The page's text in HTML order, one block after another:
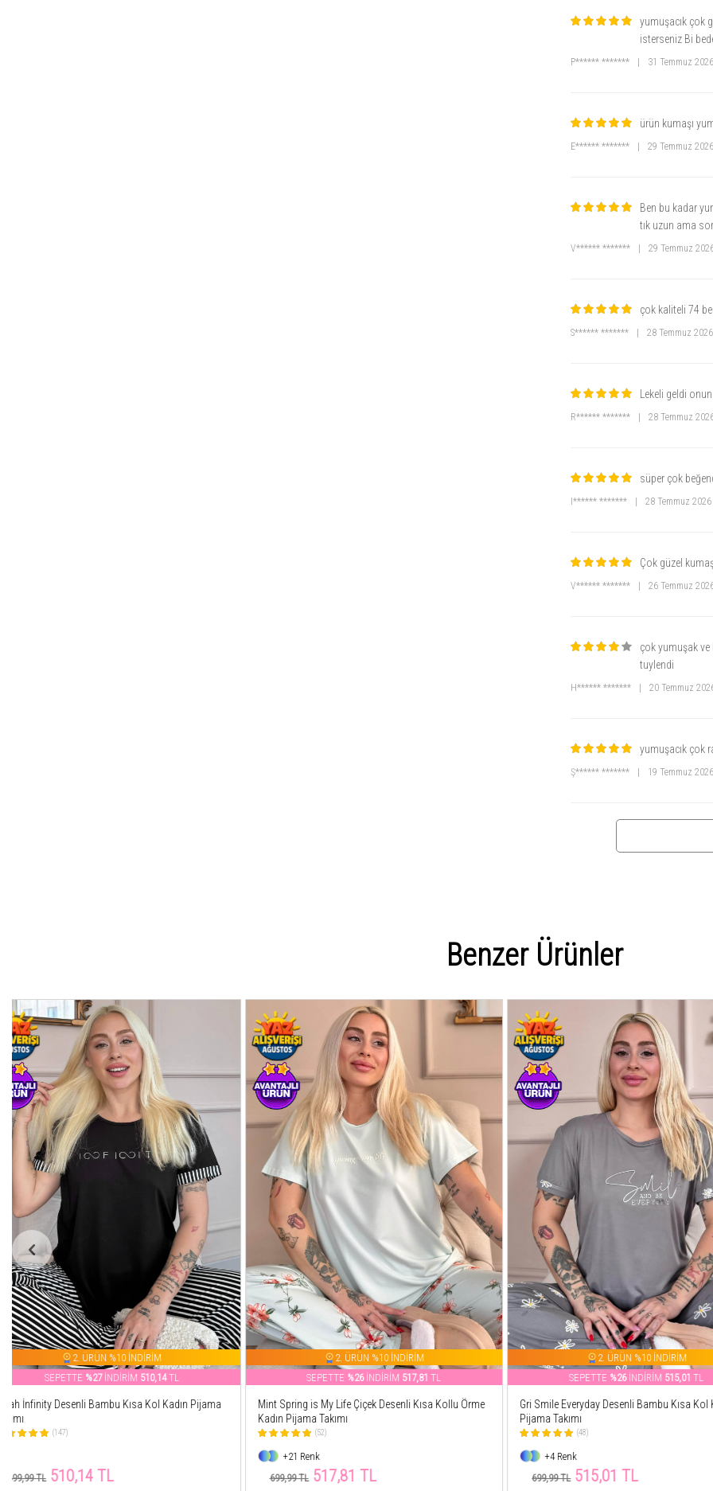
yumuşacık çok
isterseniz Bi
P****** ******* 31 Temmuz 2026
ürün kumaşı
E****** ******* 29 Temmuz 2026
Ben bu kadar
tık uzun ama
V****** ******* 29 Temmuz
çok kaliteli 74
S****** ******* 28 Temmuz 2026
Lekeli geldi
R****** ******* 28 Temmuz
süper çok
I****** ******* 28 Temmuz 2026
Çok güzel
V****** ******* 26 Temmuz
çok yumuşak ve
tuylendi
H****** ******* 20 Temmuz
yumuşacık çok
Ş****** ******* 19 Temmuz 2026
Benzer Ürünler
2. ÜRÜN %10 İNDİRİM
SEPETTE%26İNDİRİM517,81
Mint Spring is My Life Çiçek Desenli Kısa Kollu Örme
699,99 TL 517,81 TL
2. ÜRÜN %10 İNDİRİM
SEPETTE%26İNDİRİM515,01
Gri Smile Everyday Desenli Bambu Kısa Kol Kadın
Pijama Takımı
+4 Renk
699,99 TL 515,01 TL
2. ÜRÜN %10 İNDİRİM
SEPETTE%32İNDİRİM
Kahve Leopar Baskılı Dantelli İp Askılı
Pijama Takımı
+12 Renk
649,99 TL 443,51 TL